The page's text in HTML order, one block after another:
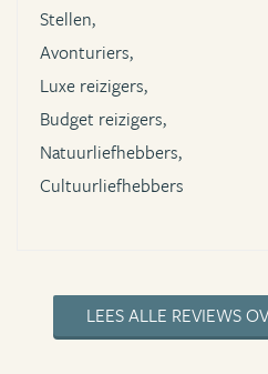
Stellen,
Avonturiers,
Luxe reizigers,
Budget reizigers,
Natuurliefhebbers,
Cultuurliefhebbers
LEES ALLE REVIEWS